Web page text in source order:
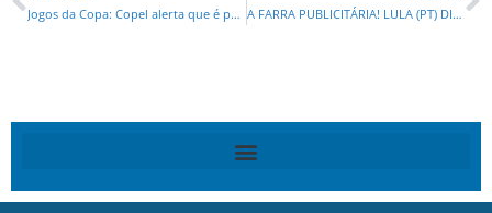
Jogos da Copa: Copel alerta que é proibido instalar enfeites em postes da rede de energia A FARRA PUBLICITÁRIA! LULA (PT) DISPARA GASTOS COM PROPAGANDAS E AMPLIA A FABRICAÇÃO DE PESQUISAS